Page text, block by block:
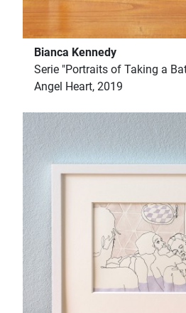
Bianca Kennedy
Serie "Portraits of Taking a
Angel Heart, 2019